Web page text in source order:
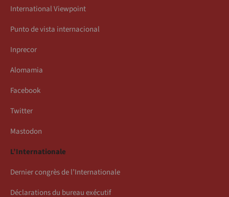
International Viewpoint
Punto de vista internacional
Inprecor
Alomamia
Facebook
Twitter
Mastodon
L’Internationale
Dernier congrès de l’Internationale
Déclarations du bureau exécutif